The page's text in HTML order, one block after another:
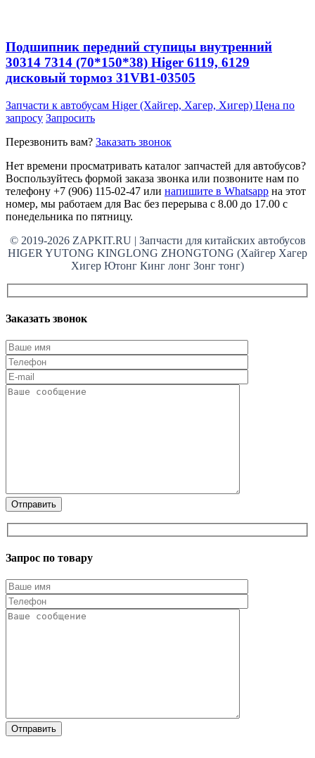
Подшипник передний ступицы внутренний
30314 7314 (70*150*38) Higer 6119, 6129
дисковый тормоз 31VB1-03505
Запчасти к автобусам Higer (Хайгер, Хагер, Хигер) Цена по
запросу Запросить
Перезвонить вам? Заказать звонок
Нет времени просматривать каталог запчастей для автобусов?
Воспользуйтесь формой заказа звонка или позвоните нам по
телефону +7 (906) 115-02-47 или напишите в Whatsapp на этот
номер, мы работаем для Вас без перерыва с 8.00 до 17.00 с
понедельника по пятницу.
© 2019-2026 ZAPKIT.RU | Запчасти для китайских автобусов
HIGER YUTONG KINGLONG ZHONGTONG (Хайгер Хагер
Хигер Ютонг Кинг лонг Зонг тонг)
Заказать звонок
Запрос по товару